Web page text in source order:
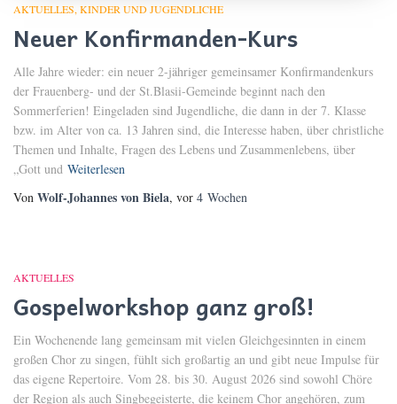
AKTUELLES KINDER UND JUGENDLICHE
Neuer Konfirmanden-Kurs
Alle Jahre wieder: ein neuer 2-jähriger gemeinsamer Konfirmandenkurs
der Frauenberg- und der St.Blasii-Gemeinde beginnt nach den
Sommerferien! Eingeladen sind Jugendliche, die dann in der 7. Klasse
bzw. im Alter von ca. 13 Jahren sind, die Interesse haben, über christliche
Themen und Inhalte, Fragen des Lebens und Zusammenlebens, über
„Gott und Weiterlesen
Von Wolf-Johannes von Biela, vor 4 Wochen
AKTUELLES
Gospelworkshop ganz groß!
Ein Wochenende lang gemeinsam mit vielen Gleichgesinnten in einem
großen Chor zu singen, fühlt sich großartig an und gibt neue Impulse für
das eigene Repertoire. Vom 28. bis 30. August 2026 sind sowohl Chöre
der Region als auch Singbegeisterte, die keinem Chor angehören, zum